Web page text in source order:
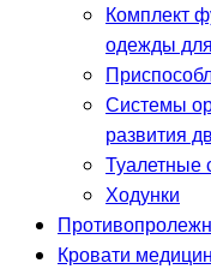
Комплект
одежды
Системы
развития
Туалетные
Ходунки
Кровати